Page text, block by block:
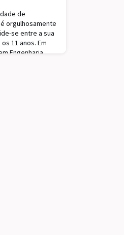
de
orgulhosamente
se entre a sua
11 anos. Em
Engenharia